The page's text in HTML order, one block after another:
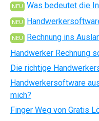
NEU Was bedeutet die
NEU
NEU
Rechnung ins
Handwerker Rechnung
Die richtige
Handwerkersoftware
mich?
Finger Weg von Gratis